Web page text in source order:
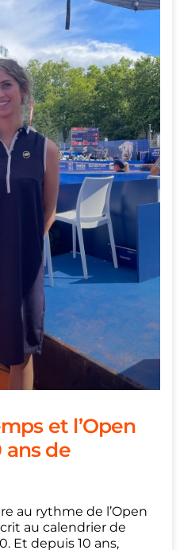
et l’Open
ans de
au rythme de l’Open
au calendrier de
Et depuis 10 ans,